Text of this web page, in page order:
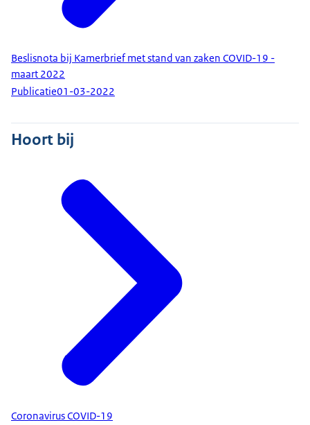
Beslisnota bij Kamerbrief met stand van zaken COVID-19 -
maart 2022
Publicatie01-03-2022
Hoort bij
Coronavirus COVID-19